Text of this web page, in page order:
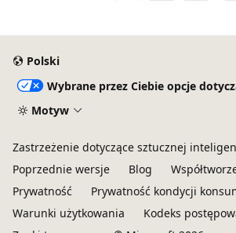
Polski
Wybrane przez Ciebie opcje
Motyw
Zastrzeżenie dotyczące sztucznej
Poprzednie wersje
Blog
Prywatność
Prywatność kondycji
Warunki użytkowania
Kodeks